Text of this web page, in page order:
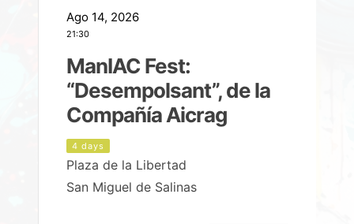
Ago 14, 2026
21:30
ManIAC Fest:
“Desempolsant”, de la
Compañía Aicrag
4 days
Plaza de la Libertad
San Miguel de Salinas